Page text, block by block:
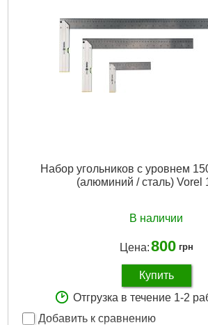
Набор угольников с уровнем
(алюминий / сталь) Vorel
В наличии
Цена:800 грн
Купить
Отгрузка в течение 1-2
Добавить к сравнению